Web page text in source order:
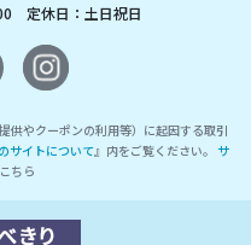
定休日：土日祝日
供やクーポンの利用等）に起因する取引
サイトについて』内をご覧ください。 サ
ちら